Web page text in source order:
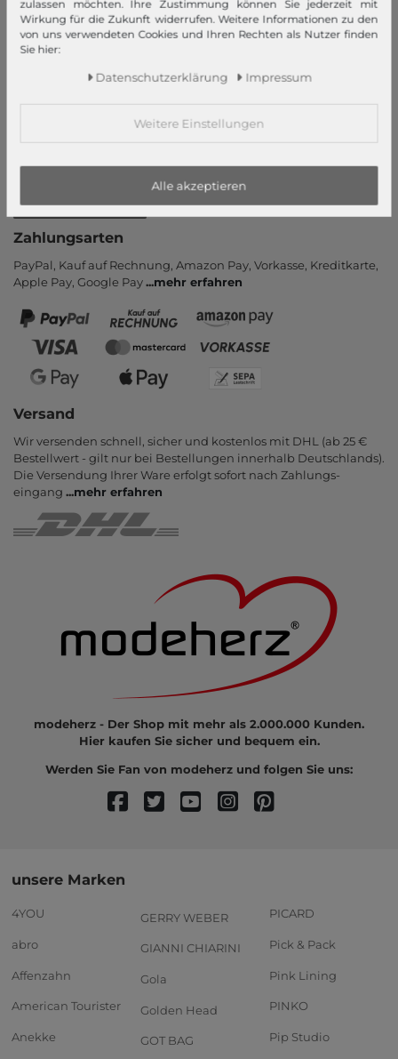
Informationen
Kontakt
Rücksendung
Rückrufservice
Newsletter
Vertrag widerrufen
Zahlungsarten
PayPal, Kauf auf Rechnung, Amazon Pay, Vor­kasse, Kredit­karte,
Apple Pay, Google Pay...mehr erfahren
Versand
Wir versenden schnell, sicher und kostenlos mit DHL (ab 25 €
Bestell­wert - gilt nur bei Bestel­lungen inner­halb Deutsch­lands).
Die Ver­sendung Ihrer Ware er­folgt sofort nach Zahlungs­
eingang ...mehr erfahren
modeherz - Der Shop mit mehr als 2.000.000 Kunden.
Hier kaufen Sie sicher und bequem ein.
Werden Sie Fan von modeherz und folgen Sie uns:
unsere Marken
4YOU
abro
Affenzahn
American Tourister
Anekke
GERRY WEBER
GIANNI CHIARINI
Gola
Golden Head
GOT BAG
PICARD
Pick & Pack
Pink Lining
PINKO
Pip Studio
zulassen möchten. Ihre Zustimmung können Sie jederzeit mit
Wirkung für die Zukunft widerrufen. Weitere Informationen zu den
von uns verwendeten Cookies und Ihren Rechten als Nutzer finden
Sie hier:
Daten­schutz­erklärung Impressum
Weitere Einstellungen
Alle akzeptieren